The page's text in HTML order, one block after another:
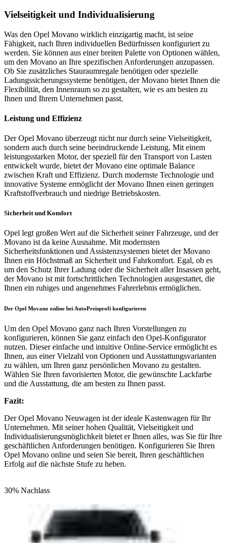
Vielseitigkeit und Individualisierung
Was den Opel Movano wirklich einzigartig macht, ist seine
Fähigkeit, nach Ihren individuellen Bedürfnissen konfiguriert zu
werden. Sie können aus einer breiten Palette von Optionen wählen,
um den Movano an Ihre spezifischen Anforderungen anzupassen.
Ob Sie zusätzliches Stauraumregale benötigen oder spezielle
Ladungssicherungssysteme benötigen, der Movano bietet Ihnen die
Flexibilität, den Innenraum so zu gestalten, wie es am besten zu
Ihnen und Ihrem Unternehmen passt.
Leistung und Effizienz
Der Opel Movano überzeugt nicht nur durch seine Vielseitigkeit,
sondern auch durch seine beeindruckende Leistung. Mit einem
leistungsstarken Motor, der speziell für den Transport von Lasten
entwickelt wurde, bietet der Movano eine optimale Balance
zwischen Kraft und Effizienz. Durch modernste Technologie und
innovative Systeme ermöglicht der Movano Ihnen einen geringen
Kraftstoffverbrauch und niedrige Betriebskosten.
Sicherheit und Komfort
Opel legt großen Wert auf die Sicherheit seiner Fahrzeuge, und der
Movano ist da keine Ausnahme. Mit modernsten
Sicherheitsfunktionen und Assistenzsystemen bietet der Movano
Ihnen ein Höchstmaß an Sicherheit und Fahrkomfort. Egal, ob es
um den Schutz Ihrer Ladung oder die Sicherheit aller Insassen geht,
der Movano ist mit fortschrittlichen Technologien ausgestattet, die
Ihnen ein ruhiges und angenehmes Fahrerlebnis ermöglichen.
Der Opel Movano online bei AutoPreisprofi konfigurieren
Um den Opel Movano ganz nach Ihren Vorstellungen zu
konfigurieren, können Sie ganz einfach den Opel-Konfigurator
nutzen. Dieser einfache und intuitive Online-Service ermöglicht es
Ihnen, aus einer Vielzahl von Optionen und Ausstattungsvarianten
zu wählen, um Ihren ganz persönlichen Movano zu gestalten.
Wählen Sie Ihren favorisierten Motor, die gewünschte Lackfarbe
und die Ausstattung, die am besten zu Ihnen passt.
Fazit:
Der Opel Movano Neuwagen ist der ideale Kastenwagen für Ihr
Unternehmen. Mit seiner hohen Qualität, Vielseitigkeit und
Individualisierungsmöglichkeit bietet er Ihnen alles, was Sie für Ihre
geschäftlichen Anforderungen benötigen. Konfigurieren Sie Ihren
Opel Movano online und seien Sie bereit, Ihren geschäftlichen
Erfolg auf die nächste Stufe zu heben.
30% Nachlass